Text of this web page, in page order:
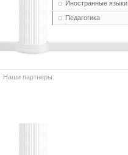
Иностранные языки
Педагогика
Наши партнеры: